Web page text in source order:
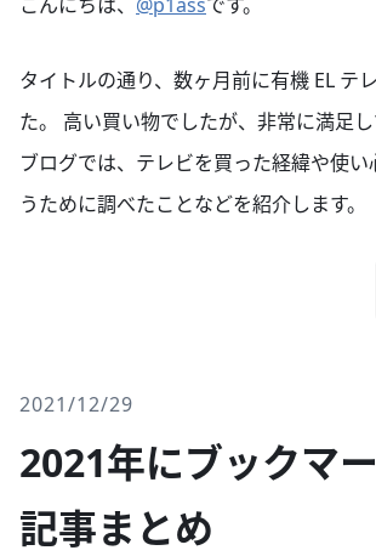
タイトルの通り、数ヶ月前に有機 EL テ
た。 高い買い物でしたが、非常に満足
ブログでは、テレビを買った経緯や使
うために調べたことなどを紹介します。
2021/12/29
2021年にブックマ
記事まとめ